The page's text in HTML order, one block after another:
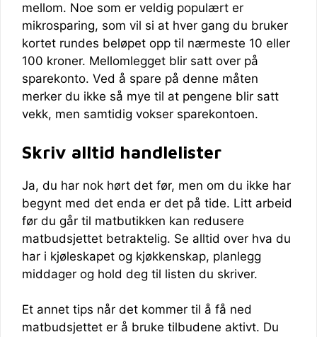
mellom. Noe som er veldig populært er
mikrosparing, som vil si at hver gang du bruker
kortet rundes beløpet opp til nærmeste 10 eller
100 kroner. Mellomlegget blir satt over på
sparekonto. Ved å spare på denne måten
merker du ikke så mye til at pengene blir satt
vekk, men samtidig vokser sparekontoen.
Skriv alltid handlelister
Ja, du har nok hørt det før, men om du ikke har
begynt med det enda er det på tide. Litt arbeid
før du går til matbutikken kan redusere
matbudsjettet betraktelig. Se alltid over hva du
har i kjøleskapet og kjøkkenskap, planlegg
middager og hold deg til listen du skriver.
Et annet tips når det kommer til å få ned
matbudsjettet er å bruke tilbudene aktivt. Du